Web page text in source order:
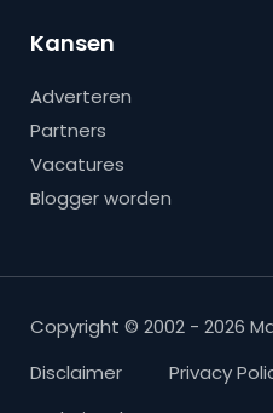
Kansen
Adverteren
Partners
Vacatures
Blogger worden
Copyright © 2002 - 2026
Disclaimer
Privacy